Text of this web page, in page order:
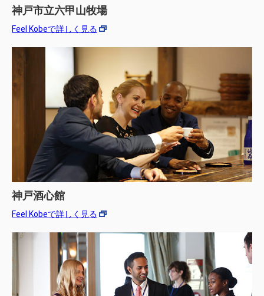
神戸市立六甲山牧場
Feel Kobeで詳しく見る
神戸酒心館
Feel Kobeで詳しく見る